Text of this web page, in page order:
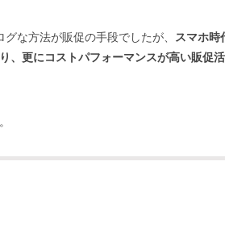
な方法が販促の手段でしたが、
スマホ時
、更にコストパフォーマンスが高い販促